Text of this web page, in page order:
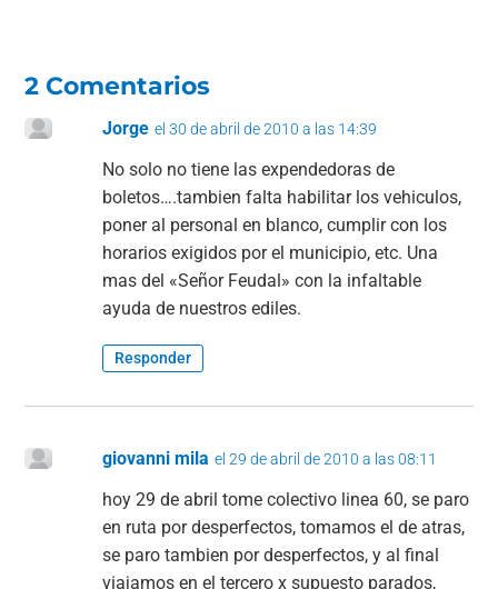
2 Comentarios
Jorge el 30 de abril de 2010 a las 14:39
No solo no tiene las expendedoras de
boletos….tambien falta habilitar los vehiculos,
poner al personal en blanco, cumplir con los
horarios exigidos por el municipio, etc. Una
mas del «Señor Feudal» con la infaltable
ayuda de nuestros ediles.
Responder
giovanni mila el 29 de abril de 2010 a las 08:11
hoy 29 de abril tome colectivo linea 60, se paro
en ruta por desperfectos, tomamos el de atras,
se paro tambien por desperfectos, y al final
viajamos en el tercero x supuesto parados,